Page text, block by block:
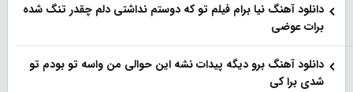
دانلود آهنگ نیا برام فیلم تو‌ که دوستم نداشتی دلم چقدر تنگ شده
برات عوضی
دانلود آهنگ برو دیگه پیدات نشه این حوالی من واسه تو‌ بودم تو
شدی برا کی